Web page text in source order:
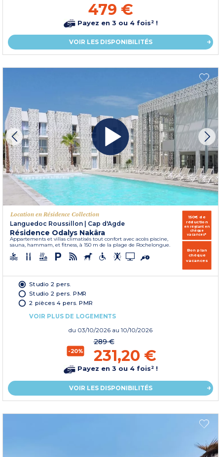
479 €
Payez en 3 ou 4 fois² !
VOIR LES DISPONIBILITÉS
Location en Résidence Collection
Languedoc Roussillon
Cap d'Agde
Résidence Odalys Nakâra
Appartements et villas climatisés tout confort avec accès piscine,
sauna, hammam, et fitness, à 150 m de la plage de Rochelongue.
150€ de
réduction
en réglant en
chèque
vacances*
Bon plan
chèque
vacances
Studio 2 pers.
Studio 2 pers. PMR
2 pièces 4 pers. PMR
VOIR PLUS DE LOGEMENTS
du 03/10/2026 au 10/10/2026
-20%
289 €
231,20 €
Payez en 3 ou 4 fois² !
VOIR LES DISPONIBILITÉS